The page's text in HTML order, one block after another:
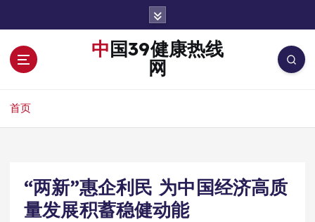
中国39健康热线
网
首页
“两新”惠企利民 为中国经济高质
量发展积蓄稳健动能